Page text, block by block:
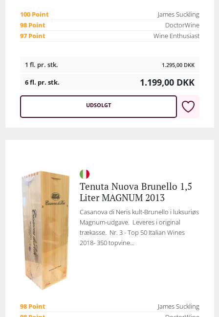
100 Point
James Suckling
98 Point
DoctorWine
97 Point
Wine Enthusiast
1 fl. pr. stk. 1.295,00 DKK
6 fl. pr. stk. 1.199,00 DKK
UDSOLGT
Tenuta Nuova Brunello 1,5
Liter MAGNUM 2013
Casanova di Neris kult-Brunello i luksuriøs
Magnum-udgave. Leveres i original
trækasse. Nr. 3 - Top 50 Italian Wines
2018- 350 topvine...
98 Point
James Suckling